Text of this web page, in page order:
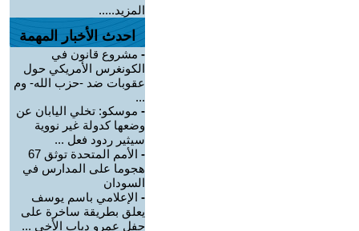
المزيد.....
احدث الأخبار المهمة
- مشروع قانون في
الكونغرس الأمريكي حول
عقوبات ضد -حزب الله- وم
...
- موسكو: تخلي اليابان عن
وضعها كدولة غير نووية
سيثير ردود فعل ...
-
الأمم المتحدة توثق 67
هجوما على المدارس في
السودان
- الإعلامي باسم يوسف
يعلق بطريقة ساخرة على
حفل عمرو دياب الأخي ...